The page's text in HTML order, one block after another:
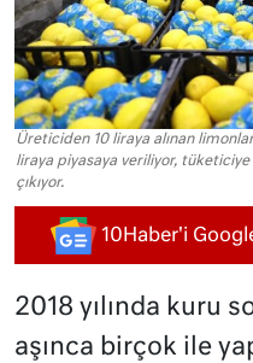
Üreticiden 10 liraya alınan
liraya piyasaya veriliyor,
çıkıyor.
10Haber'i
2018 yılında kuru
aşınca birçok ile